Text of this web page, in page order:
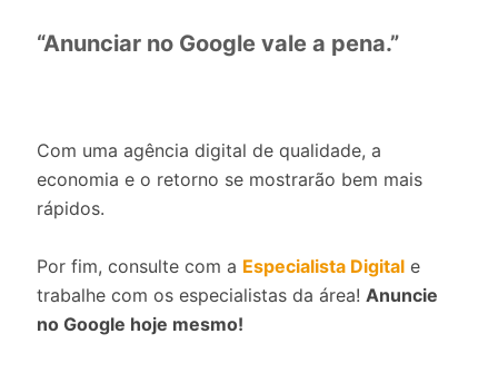
“Anunciar no Google vale a pena.”
Com uma agência digital de qualidade, a
economia e o retorno se mostrarão bem mais
rápidos.
Por fim, consulte com a Especialista Digital e
trabalhe com os especialistas da área! Anuncie
no Google hoje mesmo!